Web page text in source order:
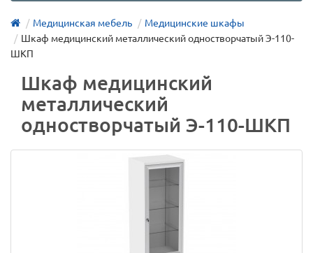
Медицинская мебель
Медицинские шкафы
Шкаф медицинский металлический одностворчатый Э-110-
ШКП
Шкаф медицинский
металлический
одностворчатый Э-110-ШКП